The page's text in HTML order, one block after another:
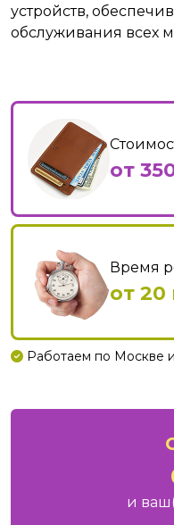
устройств,
обслуживания всех
от
Время
от 20
Работаем по Москве
и ваш